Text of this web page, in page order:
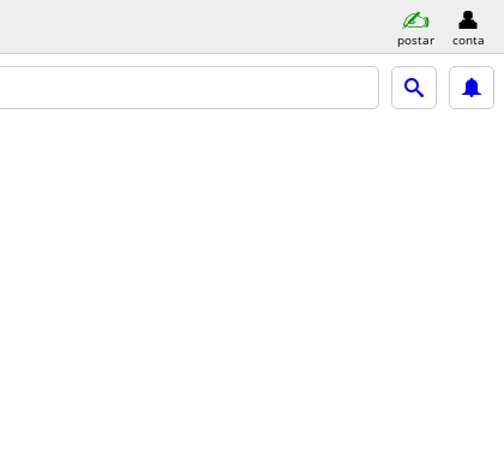
postar conta